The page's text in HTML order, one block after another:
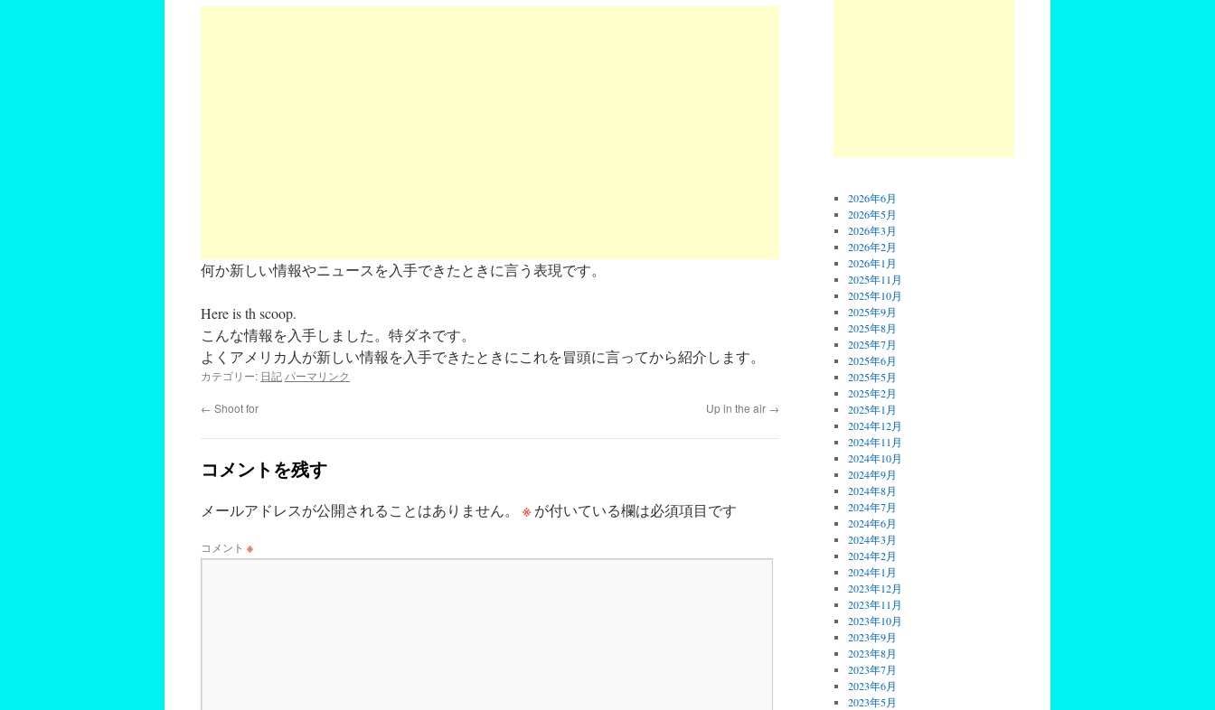
何か新しい情報やニュースを入手できたときに言う表現です。
Here is th scoop.
こんな情報を入手しました。特ダネです。
よくアメリカ人が新しい情報を入手できたときにこれを冒頭に言ってから紹介します。
カテゴリー: 日記 パーマリンク
← Shoot for Up in the air →
コメントを残す
メールアドレスが公開されることはありません。 ※ が付いている欄は必須項目です
コメント ※
2026年6月
2026年5月
2026年3月
2026年2月
2026年1月
2025年11月
2025年10月
2025年9月
2025年8月
2025年7月
2025年6月
2025年5月
2025年2月
2025年1月
2024年12月
2024年11月
2024年10月
2024年9月
2024年8月
2024年7月
2024年6月
2024年3月
2024年2月
2024年1月
2023年12月
2023年11月
2023年10月
2023年9月
2023年8月
2023年7月
2023年6月
2023年5月